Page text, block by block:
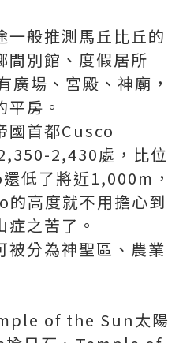
一般推測馬丘比丘的
間別館、度假居所
場、宮殿、神廟，
房。
國首都Cusco
2,430處，比位
低了將近1,000m，
的高度就不用擔心到
之苦了。
被分為神聖區、農業
of the Sun太陽